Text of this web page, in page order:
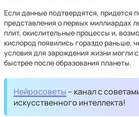
Если данные подтвердятся, придется
представления о первых миллиардах
плит, окислительные процессы и,
кислород появились гораздо раньше,
условия для зарождения жизни могли
быстрее после образования планеты.
Нейросоветы – канал с
искусственного интеллекта!